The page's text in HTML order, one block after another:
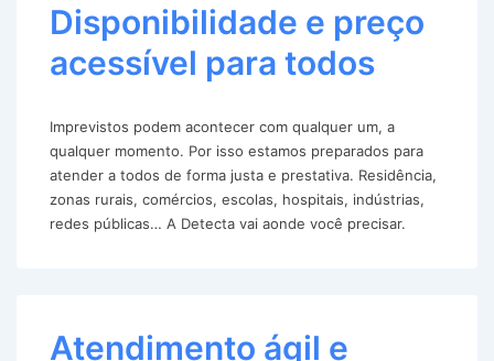
Disponibilidade e preço
acessível para todos
Imprevistos podem acontecer com qualquer um, a
qualquer momento. Por isso estamos preparados para
atender a todos de forma justa e prestativa. Residência,
zonas rurais, comércios, escolas, hospitais, indústrias,
redes públicas… A Detecta vai aonde você precisar.
Atendimento ágil e